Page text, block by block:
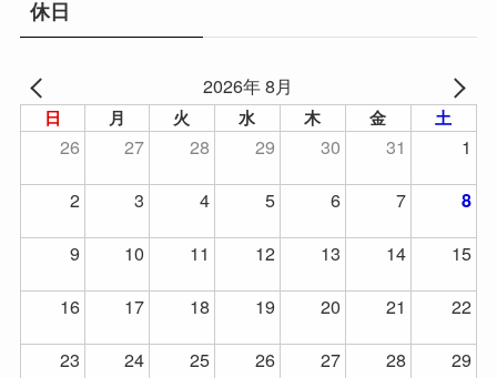
休日
2026年 8月
日 月 火 水 木 金 土
26 27 28 29 30 31
1
2
3 4 5 6 7 8
9 10 11 12 13 14
15
16
17 18 19 20 21
22
23
24 25 26 27 28 29